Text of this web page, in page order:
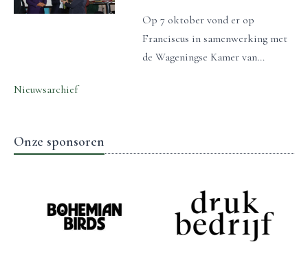
Op 7 oktober vond er op
Franciscus in samenwerking met
de Wageningse Kamer van...
Nieuwsarchief
Onze sponsoren